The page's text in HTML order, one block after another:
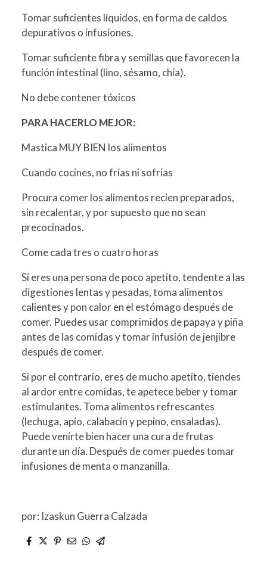
Tomar suficientes líquidos, en forma de caldos
depurativos o infusiones.
Tomar suficiente fibra y semillas que favorecen la
función intestinal (lino, sésamo, chía).
No debe contener tóxicos
PARA HACERLO MEJOR:
Mastica MUY BIEN los alimentos
Cuando cocines, no frías ni sofrías
Procura comer los alimentos recien preparados,
sin recalentar, y por supuesto que no sean
precocinados.
Come cada tres o cuatro horas
Si eres una persona de poco apetito, tendente a las
digestiones lentas y pesadas, toma alimentos
calientes y pon calor en el estómago después de
comer. Puedes usar comprimidos de papaya y piña
antes de las comidas y tomar infusión de jenjibre
después de comer.
Si por el contrario, eres de mucho apetito, tiendes
al ardor entre comidas, te apetece beber y tomar
estimulantes. Toma alimentos refrescantes
(lechuga, apio, calabacín y pepino, ensaladas).
Puede venirte bien hacer una cura de frutas
durante un día. Después de comer puedes tomar
infusiones de menta o manzanilla.
por: Izaskun Guerra Calzada